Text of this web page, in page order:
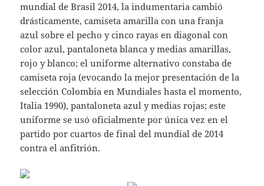
mundial de Brasil 2014, la indumentaria cambió
drásticamente, camiseta amarilla con una franja
azul sobre el pecho y cinco rayas en diagonal con
color azul, pantaloneta blanca y medias amarillas,
rojo y blanco; el uniforme alternativo constaba de
camiseta roja (evocando la mejor presentación de la
selección Colombia en Mundiales hasta el momento,
Italia 1990), pantaloneta azul y medias rojas; este
uniforme se usó oficialmente por única vez en el
partido por cuartos de final del mundial de 2014
contra el anfitrión.